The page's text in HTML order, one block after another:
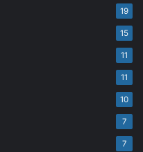
19
15
11
11
10
7
7